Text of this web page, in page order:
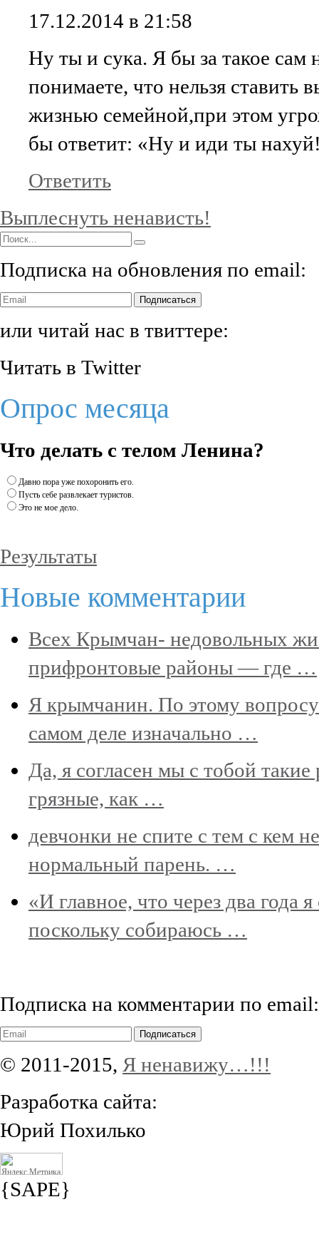
17.12.2014 в 21:58
Ну ты и сука. Я бы за такое сам
понимаете, что нельзя ставить
жизнью семейной,при этом
бы ответит: «Ну и иди ты
Ответить
Выплеснуть ненависть!
Подписка на обновления по email:
Подписаться
или читай нас в твиттере:
Читать в Twitter
Опрос месяца
Что делать с телом Ленина?
Давно пора уже похоронить его.
Пусть себе развлекает туристов.
Это не мое дело.
Результаты
Новые комментарии
Всех Крымчан- недовольных
прифронтовые районы — где …
Я крымчанин. По этому
самом деле изначально …
Да, я согласен мы с тобой
грязные, как …
девчонки не спите с тем с кем
нормальный парень. …
«И главное, что через два года
поскольку собираюсь …
Подписка на комментарии по email:
Подписаться
© 2011-2015, Я ненавижу…!!!
Разработка сайта:
Юрий Похилько
{SAPE}